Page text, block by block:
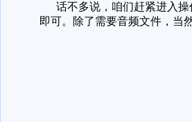
话不多说，咱们赶紧进入操
即可。除了需要音频文件，当